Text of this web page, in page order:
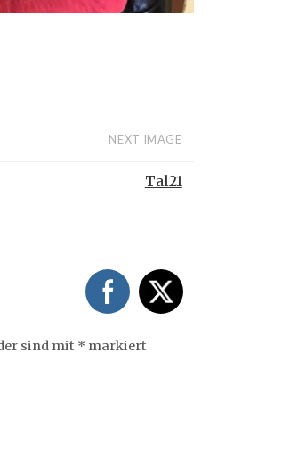
NEXT IMAGE
Tal21
sind mit * markiert